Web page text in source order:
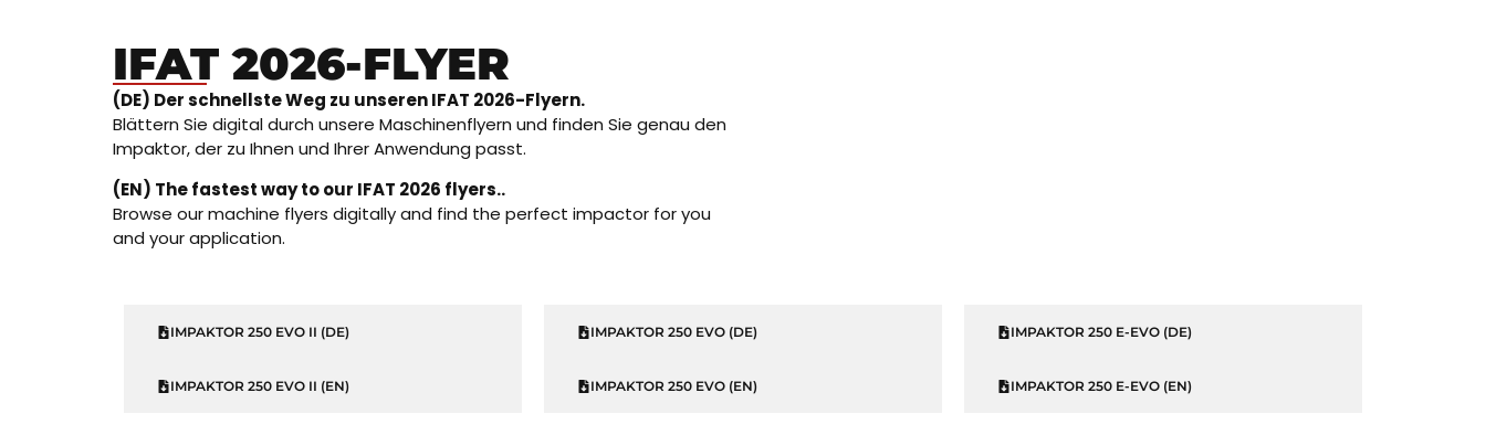
IFAT 2026-FLYER
(DE) Der schnellste Weg zu unseren IFAT 2026-Flyern.
Blättern Sie digital durch unsere Maschinenflyern und finden Sie genau den
Impaktor, der zu Ihnen und Ihrer Anwendung passt.
(EN) The fastest way to our IFAT 2026 flyers..
Browse our machine flyers digitally and find the perfect impactor for you
and your application.
IMPAKTOR 250 EVO II (DE)
IMPAKTOR 250 EVO II (EN)
IMPAKTOR 250 EVO (DE)
IMPAKTOR 250 EVO (EN)
IMPAKTOR 250 E-EVO (DE)
IMPAKTOR 250 E-EVO (EN)